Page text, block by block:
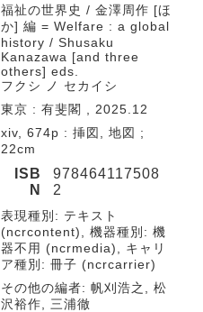
福祉の世界史 / 金澤周作 [ほ
か] 編 = Welfare : a global
history / Shusaku
Kanazawa [and three
others] eds.
フクシ ノ セカイシ
東京 : 有斐閣 , 2025.12
xiv, 674p : 挿図, 地図 ;
22cm
ISB
N
978464117508
2
表現種別: テキスト
(ncrcontent), 機器種別: 機
器不用 (ncrmedia), キャリ
ア種別: 冊子 (ncrcarrier)
その他の編者: 帆刈浩之, 松
沢裕作, 三浦徹